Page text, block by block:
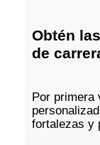
Obtén
de
Por primera
fortalezas y